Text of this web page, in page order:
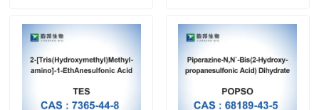
منتجات
معلومات عنا